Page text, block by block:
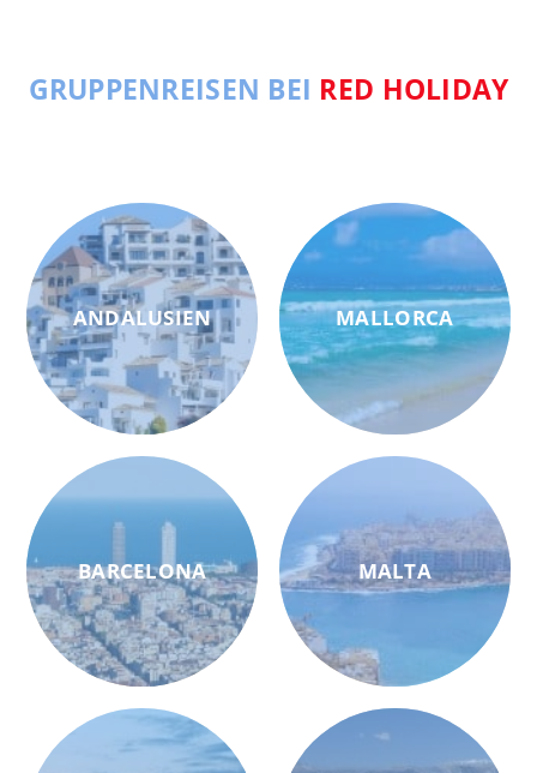
GRUPPENREISEN BEI RED HOLIDAY
ANDALUSIEN
BARCELONA
MALLORCA
MALTA